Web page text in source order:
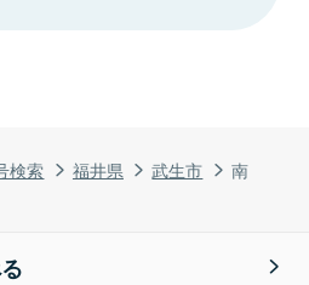
検索 福井県 武生市 南